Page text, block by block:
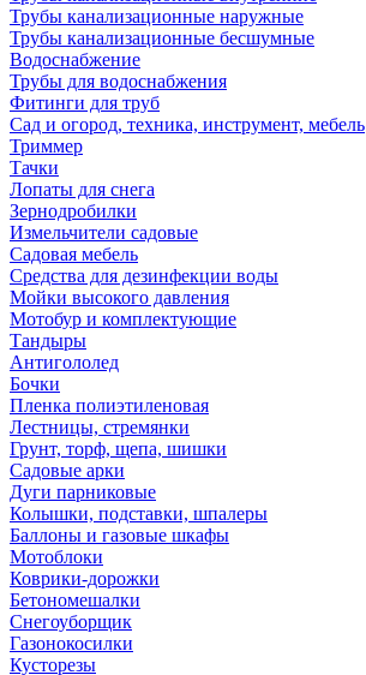
Трубы канализационные наружные
Трубы канализационные бесшумные
Водоснабжение
Трубы для водоснабжения
Фитинги для труб
Сад и огород, техника, инструмент, мебель
Триммер
Тачки
Лопаты для снега
Зернодробилки
Измельчители садовые
Садовая мебель
Средства для дезинфекции воды
Мойки высокого давления
Мотобур и комплектующие
Тандыры
Антигололед
Бочки
Пленка полиэтиленовая
Лестницы, стремянки
Грунт, торф, щепа, шишки
Садовые арки
Дуги парниковые
Колышки, подставки, шпалеры
Баллоны и газовые шкафы
Мотоблоки
Коврики-дорожки
Бетономешалки
Снегоуборщик
Газонокосилки
Кусторезы